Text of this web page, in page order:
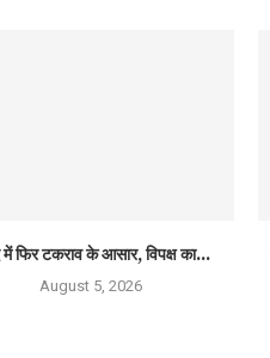
फिर टकराव के आसार, विपक्ष का...
August 5, 2026